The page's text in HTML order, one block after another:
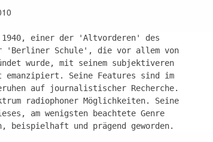
1940, einer der 'Altvorderen' des
'Berliner Schule', die vor allem von
wurde, mit seinem subjektiveren
Seine Features sind im
auf journalistischer Recherche.
radiophoner Möglichkeiten. Seine
am wenigsten beachtete Genre
und prägend geworden.